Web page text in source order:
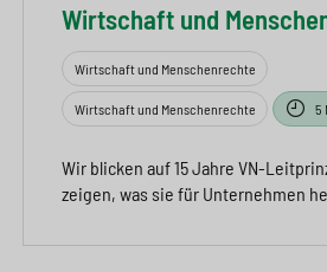
Wirtschaft und
Wirtschaft und Menschenrechte
Wirtschaft und Menschenrechte 5
Wir blicken auf 15 Jahre VN-
zeigen, was sie für Unternehmen